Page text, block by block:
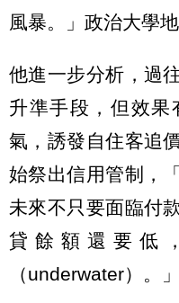
風暴。」政治大學
他進一步分析，過
升準手段，但效果
氣，誘發自住客追
始祭出信用管制，
未來不只要面臨付
貸餘額還要低
（underwater）。」